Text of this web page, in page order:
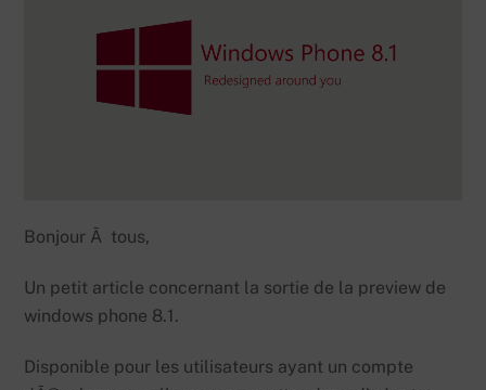
Bonjour Ã tous,
Un petit article concernant la sortie de la preview de
windows phone 8.1.
Disponible pour les utilisateurs ayant un compte